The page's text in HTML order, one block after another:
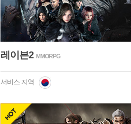
레이븐2 MMORPG
서비스 지역